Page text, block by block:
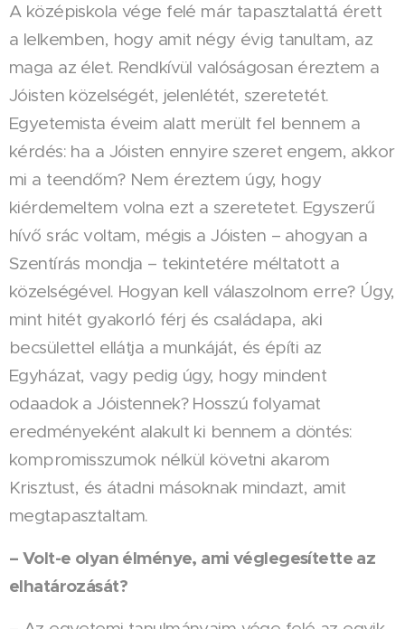
A középiskola vége felé már tapasztalattá érett
a lelkemben, hogy amit négy évig tanultam, az
maga az élet. Rendkívül valóságosan éreztem a
Jóisten közelségét, jelenlétét, szeretetét.
Egyetemista éveim alatt merült fel bennem a
kérdés: ha a Jóisten ennyire szeret engem, akkor
mi a teendőm? Nem éreztem úgy, hogy
kiérdemeltem volna ezt a szeretetet. Egyszerű
hívő srác voltam, mégis a Jóisten – ahogyan a
Szentírás mondja – tekintetére méltatott a
közelségével. Hogyan kell válaszolnom erre? Úgy,
mint hitét gyakorló férj és családapa, aki
becsülettel ellátja a munkáját, és építi az
Egyházat, vagy pedig úgy, hogy mindent
odaadok a Jóistennek? Hosszú folyamat
eredményeként alakult ki bennem a döntés:
kompromisszumok nélkül követni akarom
Krisztust, és átadni másoknak mindazt, amit
megtapasztaltam.
– Volt-e olyan élménye, ami véglegesítette az
elhatározását?